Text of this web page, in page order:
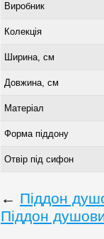
Виробник
Колекція
Ширина, см
Довжина, см
Матеріал
Форма піддону
Отвір під сифон
← Піддон
Піддон